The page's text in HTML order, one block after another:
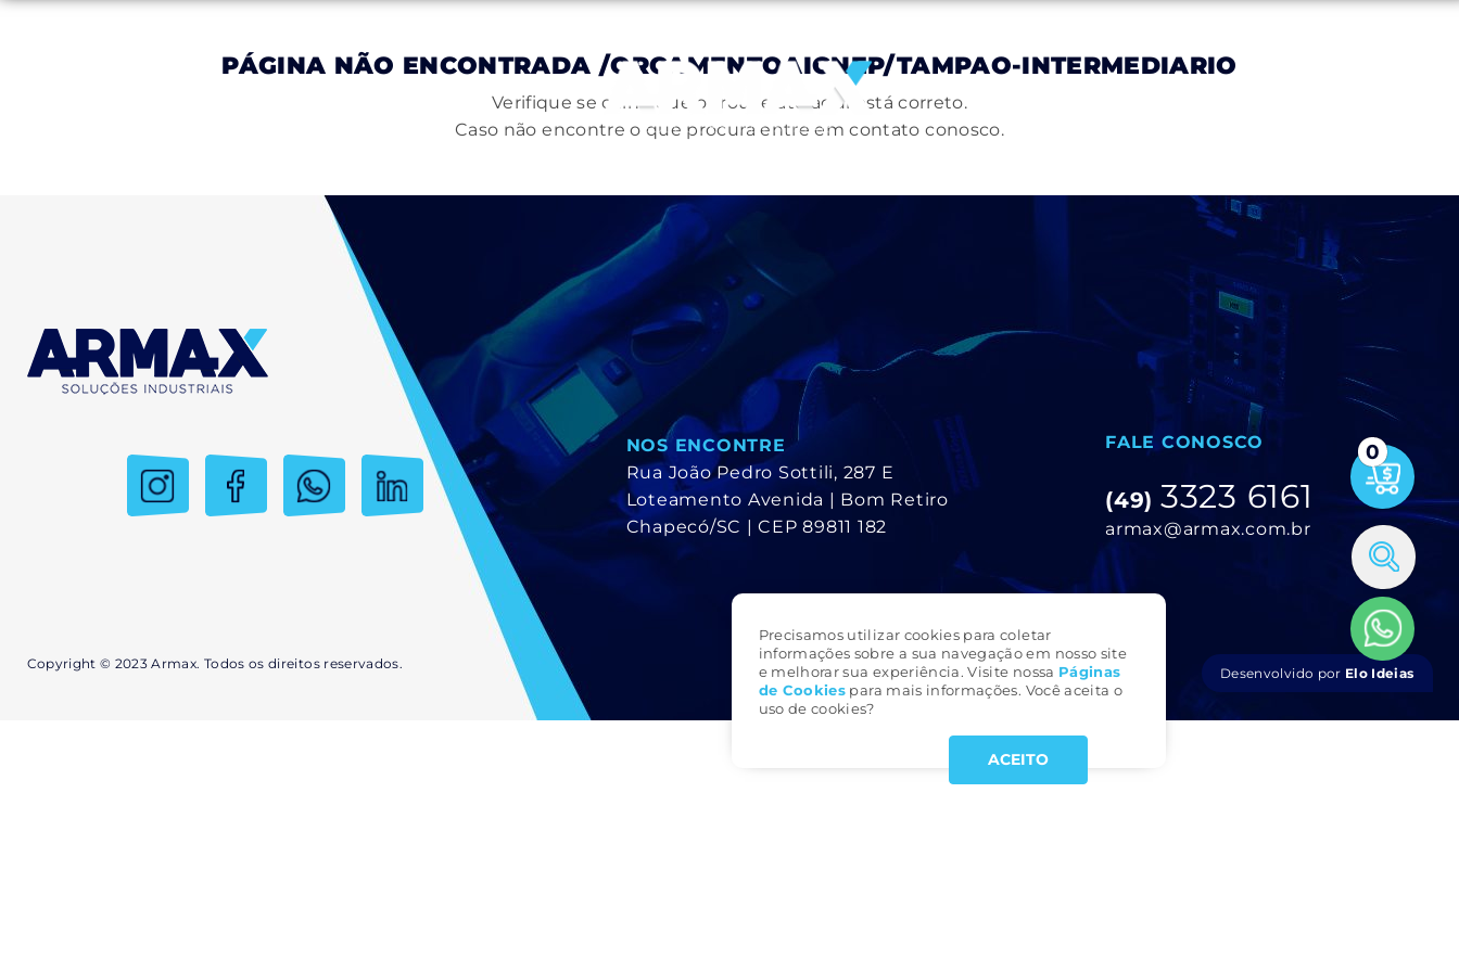
Precisamos utilizar cookies para coletar
informações sobre a sua navegação em nosso site
e melhorar sua experiência. Visite nossa Páginas
de Cookies para mais informações. Você aceita o
uso de cookies?
ACEITO
PÁGINA NÃO ENCONTRADA /ORCAMENTOAIGNEP/TAMPAO-INTERMEDIARIO
Verifique se o link que o trouxe até aqui está correto.
Caso não encontre o que procura entre em contato conosco.
0
NOS ENCONTRE
Rua João Pedro Sottili, 287 E
Loteamento Avenida | Bom Retiro
Chapecó/SC | CEP 89811 182
FALE CONOSCO
(49) 3323 6161
armax@armax.com.br
Copyright © 2023 Armax. Todos os direitos reservados.
Desenvolvido por Elo Ideias